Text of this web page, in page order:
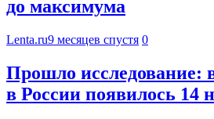
до максимума
Lenta.ru9 месяцев спустя 0
Прошло исследование:
в России появилось 14